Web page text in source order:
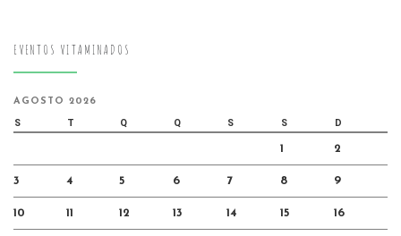
EVENTOS VITAMINADOS
AGOSTO 2026
S T Q Q S S D
1 2
3 4 5 6 7 8 9
10 11 12 13 14 15 16